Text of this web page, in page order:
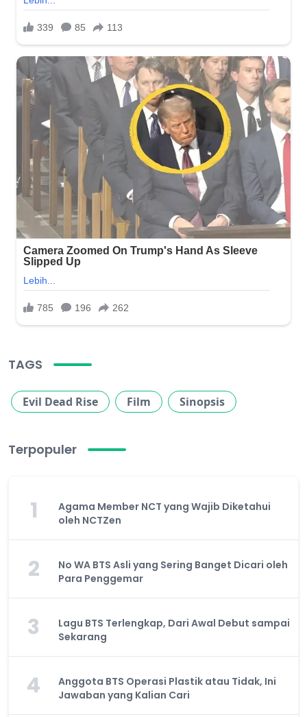
TAGS
Evil Dead Rise Film Sinopsis
Terpopuler
1
Agama Member NCT yang Wajib Diketahui
oleh NCTZen
2
No WA BTS Asli yang Sering Banget Dicari oleh
Para Penggemar
3
Lagu BTS Terlengkap, Dari Awal Debut sampai
Sekarang
4
Anggota BTS Operasi Plastik atau Tidak, Ini
Jawaban yang Kalian Cari